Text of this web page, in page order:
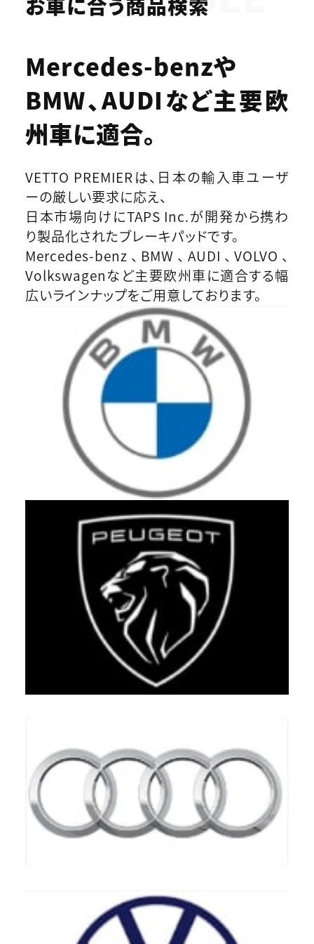
Mercedes-benzや
BMW、AUDIなど主要欧
州車に適合。
VETTO PREMIERは、日本の輸入車ユーザ
ーの厳しい要求に応え、
日本市場向けにTAPS Inc.が開発から携わ
り製品化されたブレーキパッドです。
Mercedes-benz、BMW、AUDI、VOLVO、
Volkswagenなど主要欧州車に適合する幅
広いラインナップをご用意しております。